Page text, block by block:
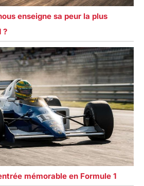
enseigne sa peur la plus
?
mémorable en Formule 1